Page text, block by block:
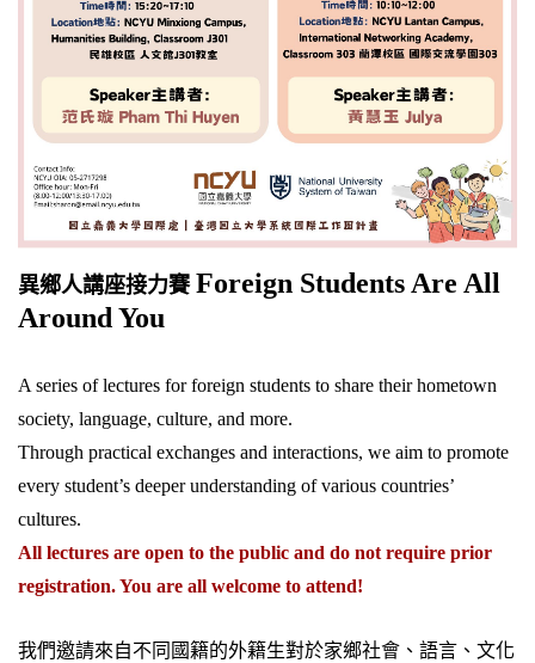
異鄉人講座接力賽 Foreign Students Are All
Around You
A series of lectures for foreign students to share their hometown
society, language, culture, and more.
Through practical exchanges and interactions, we aim to promote
every student’s deeper understanding of various countries’
cultures.
All lectures are open to the public and do not require prior
registration. You are all welcome to attend!
我們邀請來自不同國籍的外籍生對於家鄉社會、語言、文化